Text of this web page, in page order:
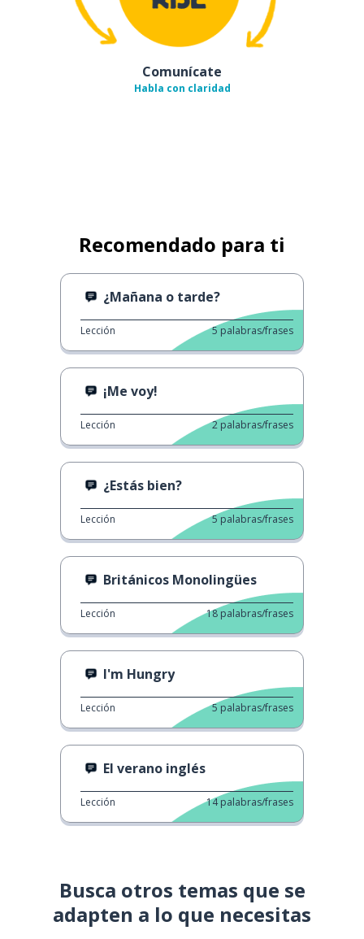
Comunícate
Habla con claridad
Recomendado para ti
¿Mañana o tarde?
Lección 5 palabras/frases
¡Me voy!
Lección 2 palabras/frases
¿Estás bien?
Lección 5 palabras/frases
Británicos Monolingües
Lección 18 palabras/frases
I'm Hungry
Lección 5 palabras/frases
El verano inglés
Lección 14 palabras/frases
Busca otros temas que se
adapten a lo que necesitas